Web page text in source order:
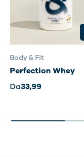
Body & Fit
Perfection Whey
Da33,99